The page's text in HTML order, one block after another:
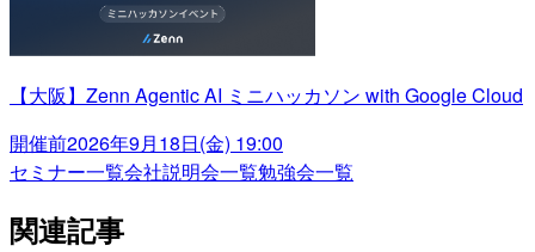
【大阪】Zenn Agentic AI ミニハッカソン with Google Cloud
開催前2026年9月18日(金) 19:00
セミナー一覧会社説明会一覧勉強会一覧
関連記事